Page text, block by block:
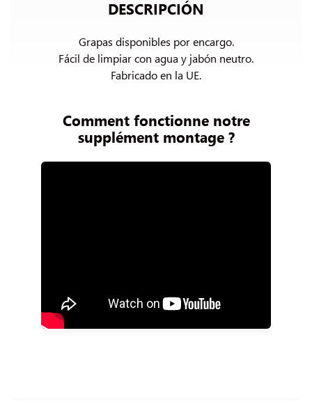
DESCRIPCIÓN
Grapas disponibles por encargo.
Fácil de limpiar con agua y jabón neutro.
Fabricado en la UE.
Comment fonctionne notre
supplément montage ?